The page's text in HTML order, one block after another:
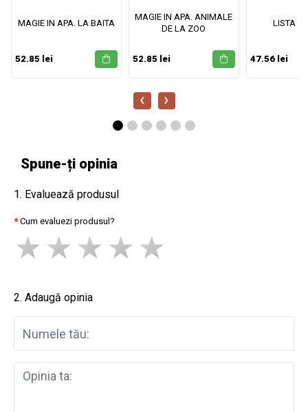
MAGIE IN APA. LA BAITA
52.85 lei
MAGIE IN APA. ANIMALE
DE LA ZOO
52.85 lei
LISTA
47.56 lei
‹ ›
Spune-ți opinia
1. Evaluează produsul
Cum evaluezi produsul?
2. Adaugă opinia